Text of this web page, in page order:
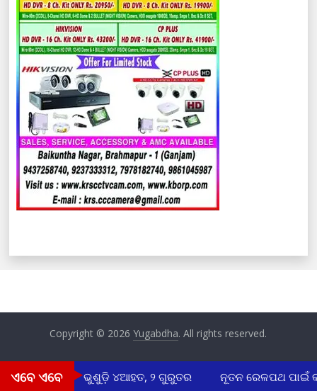
Copyright © 2026Yugabdha. All rights reserved.
ଏବେ ଏବେ
ସ୍କୁଲ ଫାଟକ ଭୁଶୁଡ଼ି ୪ଆହତ, ୨ ଗୁରୁତର ନୂତନ ରେଳପଥ ପାଇଁ